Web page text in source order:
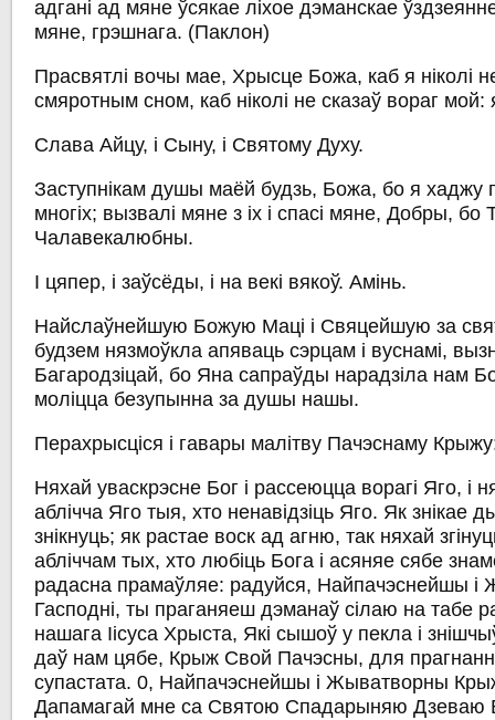
адгані ад мяне ўсякае ліхое дэманскае
мяне, грэшнага. (Паклон)
Прасвятлі вочы мае, Хрысце Божа, каб я ніколі
смяротным сном, каб ніколі не сказаў вораг мой:
Слава Айцу, і Сыну, і Святому Духу.
Заступнікам душы маёй будзь, Божа, бо я хаджу
многіх; вызвалі мяне з іх і спасі мяне, Добры, бо
Чалавекалюбны.
I цяпер, і заўсёды, і на векі вякоў. Амінь.
Найслаўнейшую Божую Маці і Свяцейшую за
будзем нязмоўкла апяваць сэрцам і вуснамі,
Багародзіцай, бо Яна сапраўды нарадзіла нам
моліцца безупынна за душы нашы.
Перахрысціся і гавары малітву Пачэснаму
Няхай уваскрэсне Бог і рассеюцца ворагі Яго, і
аблічча Яго тыя, хто ненавідзіць Яго. Як знікае
знікнуць; як растае воск ад агню, так няхай
абліччам тых, хто любіць Бога і асяняе сябе
радасна прамаўляе: радуйся, Найпачэснейшы
Гасподні, ты праганяеш дэманаў сілаю на табе
нашага Іісуса Хрыста, Які сышоў у пекла і
даў нам цябе, Крыж Свой Пачэсны, для
супастата. 0, Найпачэснейшы і Жыватворны
Дапамагай мне са Святою Спадарыняю Дзеваю